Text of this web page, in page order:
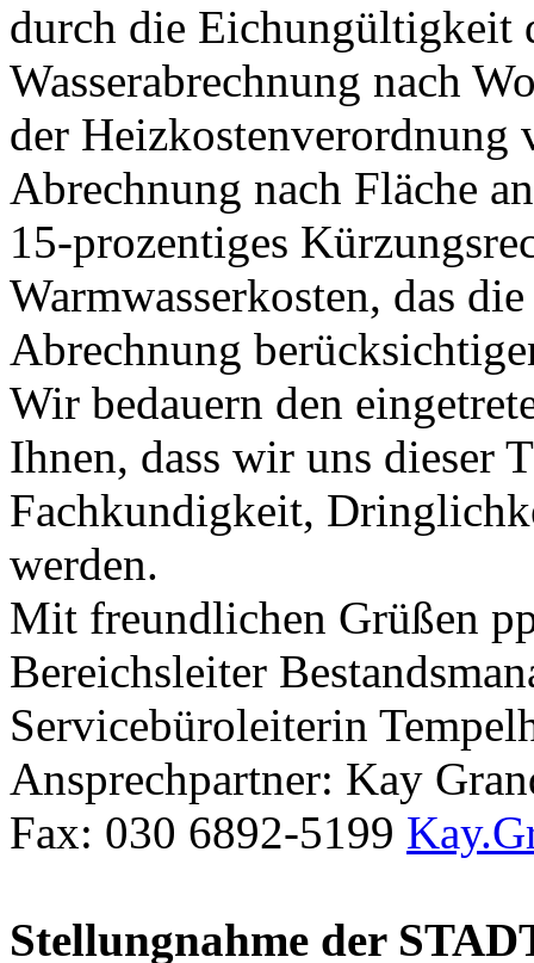
durch die Eichungültigkeit
Wasserabrechnung nach
der Heizkostenverordnung
Abrechnung nach Fläche
15-prozentiges
Warmwasserkosten, das
Abrechnung
Wir bedauern den
Ihnen, dass wir uns dieser
Fachkundigkeit,
werden.
Mit freundlichen Grüßen
Bereichsleiter
Servicebüroleiterin
Ansprechpartner: Kay
Fax: 030 6892-5199
Stellungnahme der